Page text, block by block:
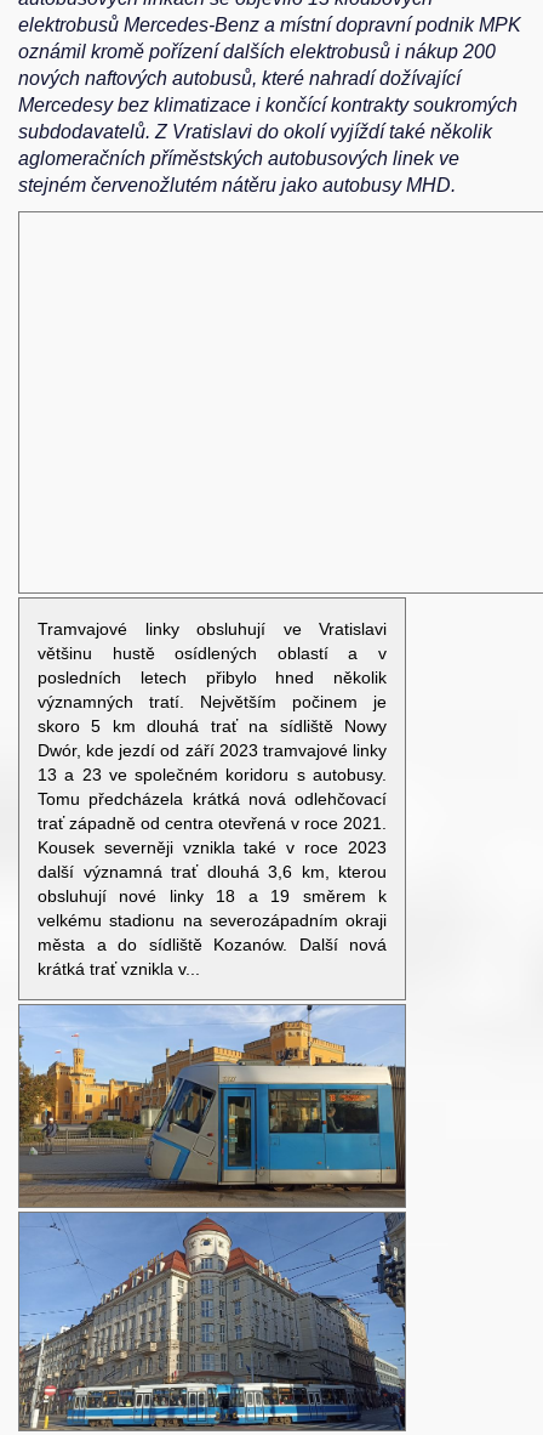
elektrobusů Mercedes-Benz a místní dopravní podnik MPK
oznámil kromě pořízení dalších elektrobusů i nákup 200
nových naftových autobusů, které nahradí dožívající
Mercedesy bez klimatizace i končící kontrakty soukromých
subdodavatelů. Z Vratislavi do okolí vyjíždí také několik
aglomeračních příměstských autobusových linek ve
stejném červenožlutém nátěru jako autobusy MHD.
Tramvajové linky obsluhují ve Vratislavi
většinu hustě osídlených oblastí a v
posledních letech přibylo hned několik
významných tratí. Největším počinem je
skoro 5 km dlouhá trať na sídliště Nowy
Dwór, kde jezdí od září 2023 tramvajové linky
13 a 23 ve společném koridoru s autobusy.
Tomu předcházela krátká nová odlehčovací
trať západně od centra otevřená v roce 2021.
Kousek severněji vznikla také v roce 2023
další významná trať dlouhá 3,6 km, kterou
obsluhují nové linky 18 a 19 směrem k
velkému stadionu na severozápadním okraji
města a do sídliště Kozanów. Další nová
krátká trať vznikla v...